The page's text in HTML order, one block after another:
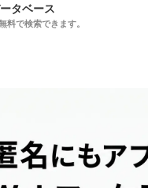
タベース
で検索できます。